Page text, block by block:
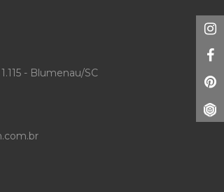
- Blumenau/SC